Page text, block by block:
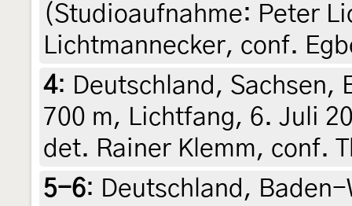
(Studioaufnahme: Peter
Lichtmannecker, conf.
4: Deutschland, Sachsen,
700 m, Lichtfang, 6. Juli
det. Rainer Klemm, conf.
5-6: Deutschland,